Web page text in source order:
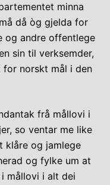
minna
då òg gjelda for
og andre offentlege
sin til verksemder,
for norskt mål i den
frå mållovi i
so ventar me like
klåre og jamlege
og fylke um at
mållovi i alt dei